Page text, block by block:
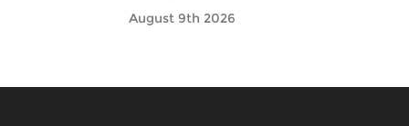
August 9th 2026